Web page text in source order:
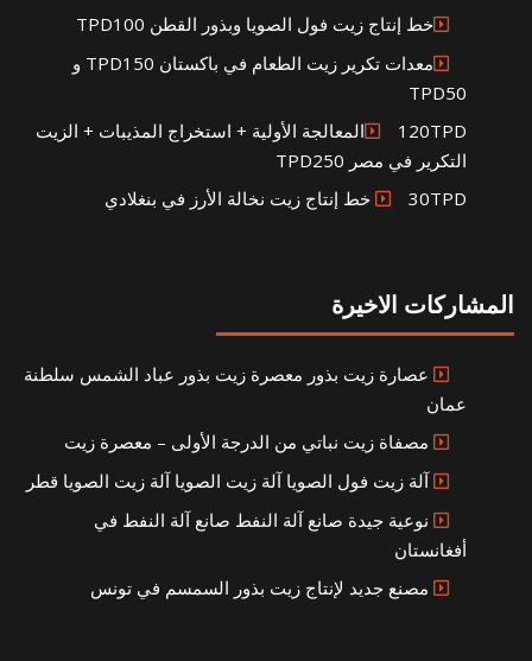
خط إنتاج زيت فول الصويا وبذور القطن TPD100
معدات تكرير زيت الطعام في باكستان TPD150 و
TPD50
120TPDالمعالجة الأولية + استخراج المذيبات + الزيت
التكرير في مصر TPD250
30TPD خط إنتاج زيت نخالة الأرز في بنغلادي
المشاركات الاخيرة
عصارة زيت بذور معصرة زيت بذور عباد الشمس سلطنة
عمان
مصفاة زيت نباتي من الدرجة الأولى – معصرة زيت
آلة زيت فول الصويا آلة زيت الصويا آلة زيت الصويا قطر
نوعية جيدة صانع آلة النفط صانع آلة النفط في
أفغانستان
مصنع جديد لإنتاج زيت بذور السمسم في تونس